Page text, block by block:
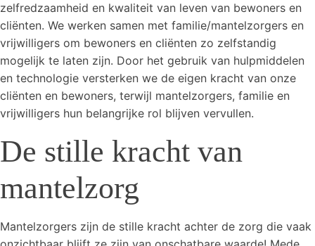
zelfredzaamheid en kwaliteit van leven van bewoners en
cliënten. We werken samen met familie/mantelzorgers en
vrijwilligers om bewoners en cliënten zo zelfstandig
mogelijk te laten zijn. Door het gebruik van hulpmiddelen
en technologie versterken we de eigen kracht van onze
cliënten en bewoners, terwijl mantelzorgers, familie en
vrijwilligers hun belangrijke rol blijven vervullen.
De stille kracht van
mantelzorg
Mantelzorgers zijn de stille kracht achter de zorg die vaak